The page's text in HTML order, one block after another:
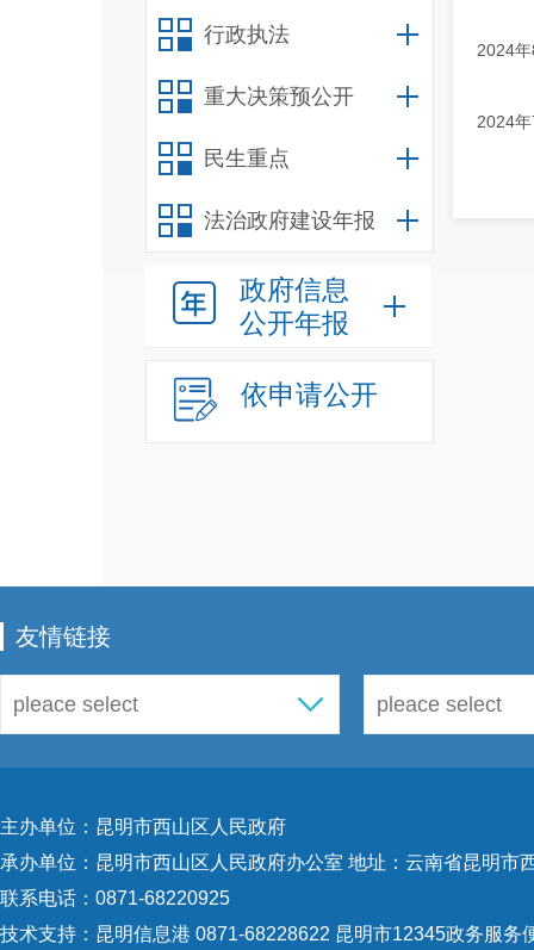
行政执法
重大决策预公开
民生重点
法治政府建设年报
政府信息
公开年报
依申请公开
2024
2024
友情链接
主办单位：昆明市西山区人民政府
承办单位：昆明市西山区人民政府办公室 地址：云南省昆明市
联系电话：0871-68220925
技术支持： 昆明信息港 0871-68228622 昆明市12345政务服务